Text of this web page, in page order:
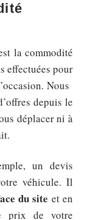
la commodité
effectuées pour
Nous
depuis le
déplacer ni à
un devis
véhicule. Il
du site et en
prix de votre